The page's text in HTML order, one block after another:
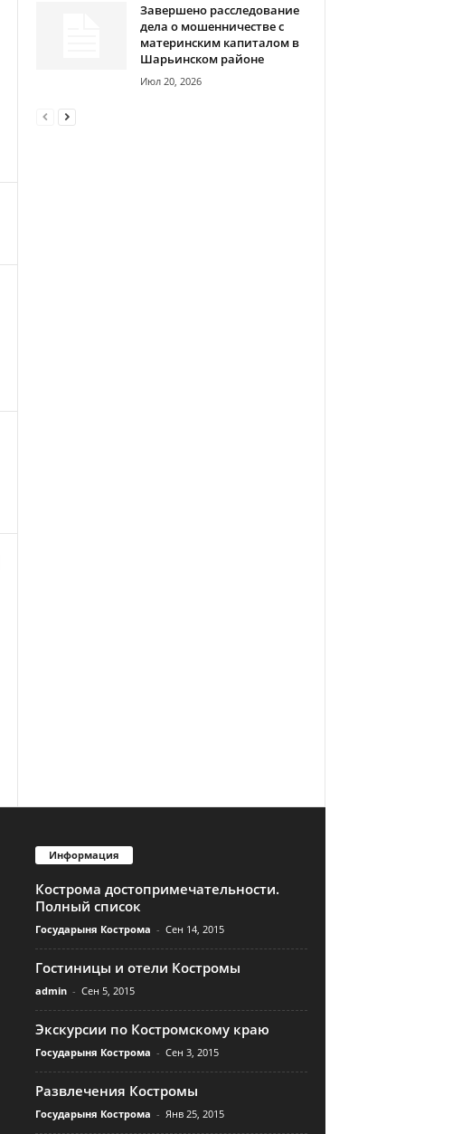
Завершено расследование
дела о мошенничестве с
материнским капиталом в
Шарьинском районе
Июл 20, 2026
Информация
Кострома достопримечательности.
Полный список
Государыня Кострома - Сен 14, 2015
Гостиницы и отели Костромы
admin - Сен 5, 2015
Экскурсии по Костромскому краю
Государыня Кострома - Сен 3, 2015
Развлечения Костромы
Государыня Кострома - Янв 25, 2015